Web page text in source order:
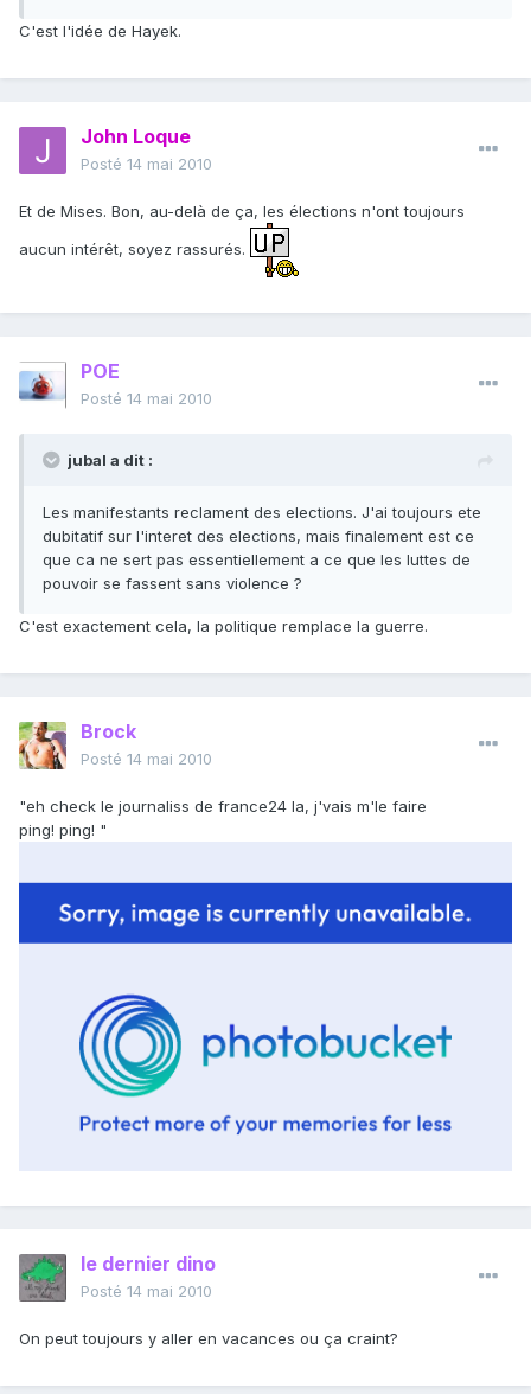
C'est l'idée de Hayek.
John Loque
Posté 14 mai 2010
Et de Mises. Bon, au-delà de ça, les élections n'ont toujours
aucun intérêt, soyez rassurés.
POE
Posté 14 mai 2010
jubal a dit :
Les manifestants reclament des elections. J'ai toujours ete
dubitatif sur l'interet des elections, mais finalement est ce
que ca ne sert pas essentiellement a ce que les luttes de
pouvoir se fassent sans violence ?
C'est exactement cela, la politique remplace la guerre.
Brock
Posté 14 mai 2010
"eh check le journaliss de france24 la, j'vais m'le faire
ping! ping! "
le dernier dino
Posté 14 mai 2010
On peut toujours y aller en vacances ou ça craint?